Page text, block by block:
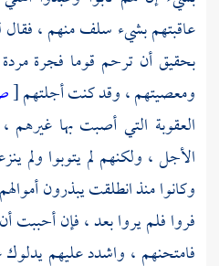
عاقبتهم بشيء سلف منهم ، فقال
بحقيق أن ترحم قوما فجرة
ومعصيتهم ، وقد كنت أجلتهم[
العقوبة التي أصبت بها
الأجل ، ولكنهم لم يتوبوا ولم
وكانوا منذ انطلقت يبذرون
فروا فلم يروا بعد ، فإن أحببت
فامتحنهم ، واشدد عليهم يدلوك